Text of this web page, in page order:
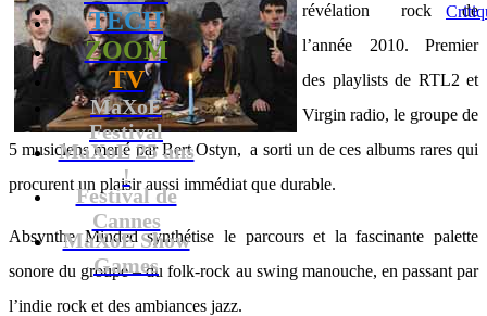
TECH
ZOOM
TV
MaXoE
Festival
MaXoE 25 ans
!
Festival de
Cannes
MaXoE Show
Games
révélation rock de
l’année 2010. Premier
des playlists de RTL2 et
Virgin radio, le groupe de
5 musiciens mené par Bert Ostyn, a sorti un de ces albums rares qui
procurent un plaisir aussi immédiat que durable.
Absynthe Minded synthétise le parcours et la fascinante palette
sonore du groupe – du folk-rock au swing manouche, en passant par
l’indie rock et des ambiances jazz.